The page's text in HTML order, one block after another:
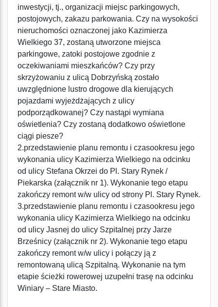
inwestycji, tj., organizacji miejsc parkingowych,
postojowych, zakazu parkowania. Czy na wysokości
nieruchomości oznaczonej jako Kazimierza
Wielkiego 37, zostaną utworzone miejsca
parkingowe, zatoki postojowe zgodnie z
oczekiwaniami mieszkańców? Czy przy
skrzyżowaniu z ulicą Dobrzyńską zostało
uwzględnione lustro drogowe dla kierujących
pojazdami wyjeżdżających z ulicy
podporządkowanej? Czy nastąpi wymiana
oświetlenia? Czy zostaną dodatkowo oświetlone
ciągi piesze?
2.przedstawienie planu remontu i czasookresu jego
wykonania ulicy Kazimierza Wielkiego na odcinku
od ulicy Stefana Okrzei do Pl. Stary Rynek /
Piekarska (załącznik nr 1). Wykonanie tego etapu
zakończy remont w/w ulicy od strony Pl. Stary Rynek.
3.przedstawienie planu remontu i czasookresu jego
wykonania ulicy Kazimierza Wielkiego na odcinku
od ulicy Jasnej do ulicy Szpitalnej przy Jarze
Brześnicy (załącznik nr 2). Wykonanie tego etapu
zakończy remont w/w ulicy i połączy ją z
remontowaną ulicą Szpitalną. Wykonanie na tym
etapie ścieżki rowerowej uzupełni trasę na odcinku
Winiary – Stare Miasto.